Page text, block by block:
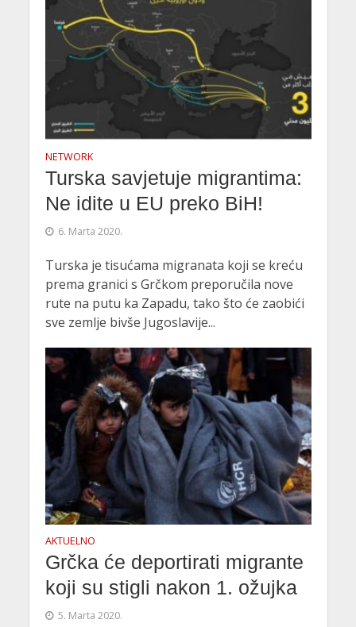
NETWORK
Turska savjetuje migrantima:
Ne idite u EU preko BiH!
6. Marta 2020.
Turska je tisućama migranata koji se kreću
prema granici s Grčkom preporučila nove
rute na putu ka Zapadu, tako što će zaobići
sve zemlje bivše Jugoslavije...
AKTUELNO
Grčka će deportirati migrante
koji su stigli nakon 1. ožujka
5. Marta 2020.